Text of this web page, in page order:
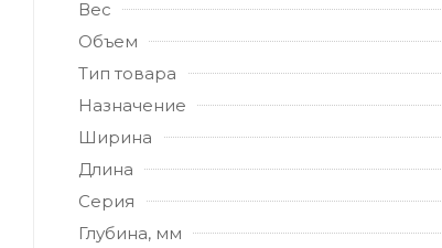
Вес
Объем
Тип товара
Назначение
Ширина
Длина
Серия
Глубина, мм